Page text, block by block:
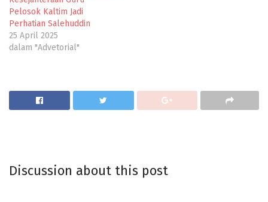
Pelosok Kaltim Jadi
Perhatian Salehuddin
25 April 2025
dalam "Advetorial"
Discussion about this post